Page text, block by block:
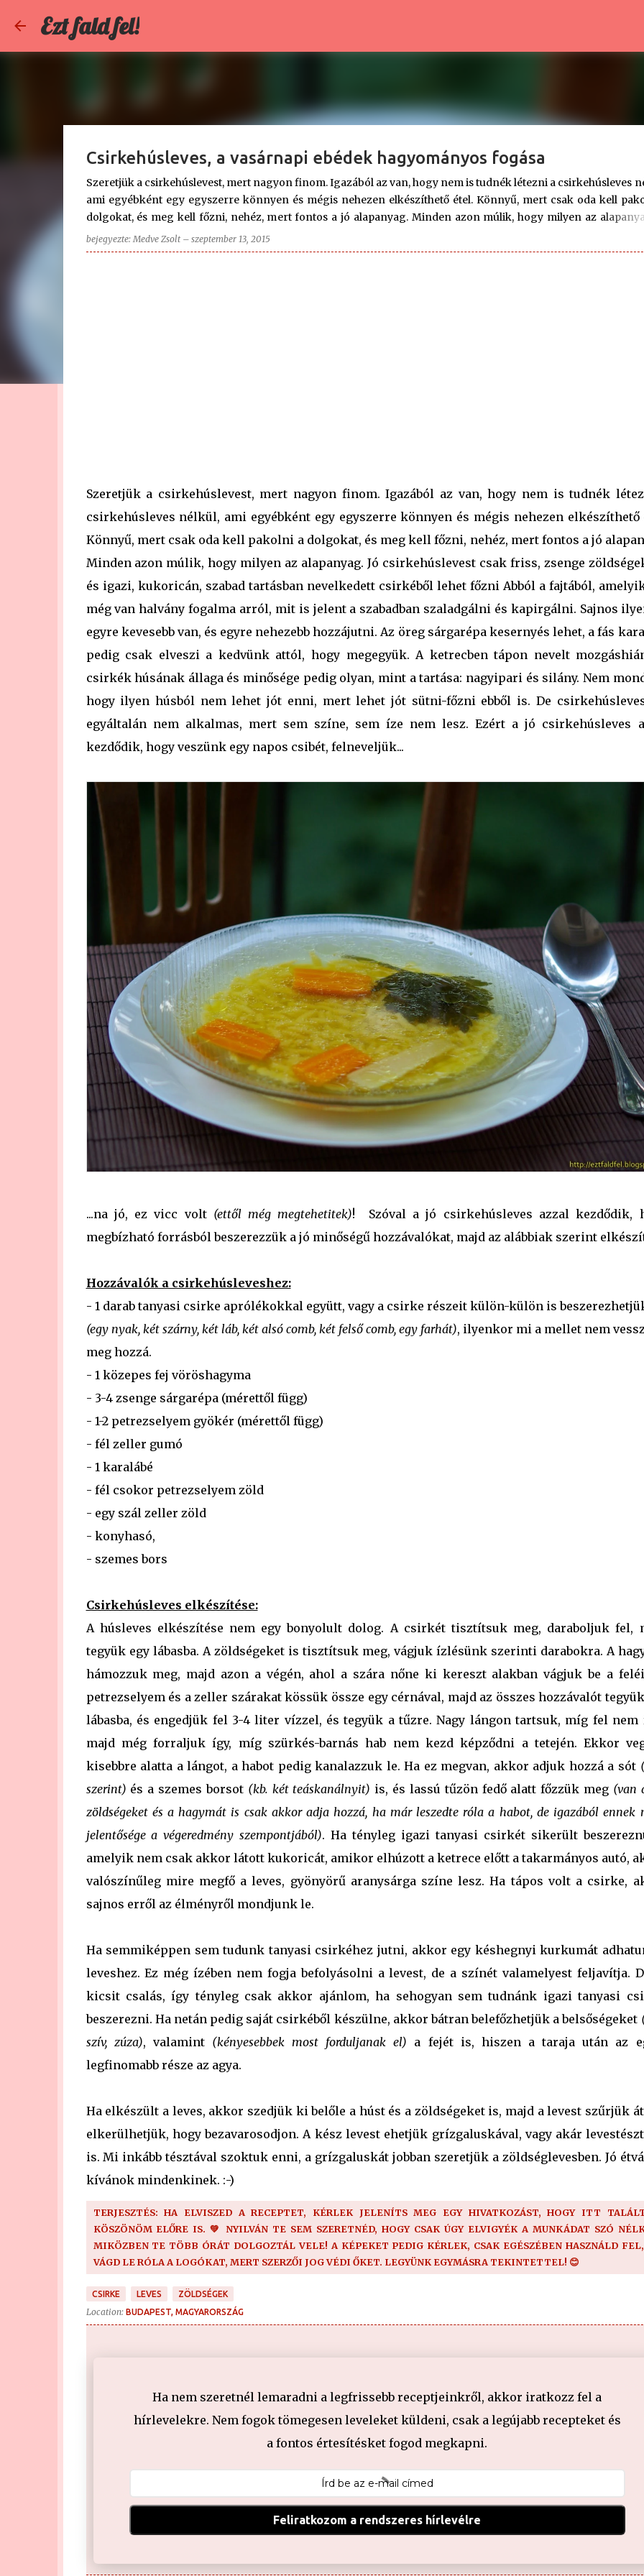
Ezt fald fel!
Csirkehúsleves, a vasárnapi ebédek hagyományos fogása
Szeretjük a csirkehúslevest, mert nagyon finom. Igazából az van, hogy nem is tudnék létezni a csirkehúsleves
ami egyébként egy egyszerre könnyen és mégis nehezen elkészíthető étel. Könnyű, mert csak oda kell
dolgokat, és meg kell főzni, nehéz, mert fontos a jó alapanyag. Minden azon múlik, hogy milyen az
csirkehúslevest csak friss, zsenge zöldségekből, és igazi, kukoricán, szabad tartásban nevelkedett csirkéből
főzni Abból a fajtából, amelyiknek még van halvány fogalma arról, mit is jelent a szabadban
bejegyezte:Medve Zsolt – szeptember 13, 2015
Szeretjük a csirkehúslevest, mert nagyon finom. Igazából az van, hogy nem is tudnék
csirkehúsleves nélkül, ami egyébként egy egyszerre könnyen és mégis nehezen elkészíthető
Könnyű, mert csak oda kell pakolni a dolgokat, és meg kell főzni, nehéz, mert fontos a jó
Minden azon múlik, hogy milyen az alapanyag. Jó csirkehúslevest csak friss, zsenge
és igazi, kukoricán, szabad tartásban nevelkedett csirkéből lehet főzni Abból a fajtából,
még van halvány fogalma arról, mit is jelent a szabadban szaladgálni és kapirgálni. Sajnos
egyre kevesebb van, és egyre nehezebb hozzájutni. Az öreg sárgarépa kesernyés lehet, a fás
pedig csak elveszi a kedvünk attól, hogy megegyük. A ketrecben tápon nevelt
csirkék húsának állaga és minősége pedig olyan, mint a tartása: nagyipari és silány. Nem
hogy ilyen húsból nem lehet jót enni, mert lehet jót sütni-főzni ebből is. De
egyáltalán nem alkalmas, mert sem színe, sem íze nem lesz. Ezért a jó csirkehúsleves
kezdődik, hogy veszünk egy napos csibét, felneveljük...
...na jó, ez vicc volt (ettől még megtehetitek)! Szóval a jó csirkehúsleves azzal kezdődik,
megbízható forrásból beszerezzük a jó minőségű hozzávalókat, majd az alábbiak szerint
Hozzávalók a csirkehúsleveshez:
- 1 darab tanyasi csirke aprólékokkal együtt, vagy a csirke részeit külön-külön is
(egy nyak, két szárny, két láb, két alsó comb, két felső comb, egy farhát), ilyenkor mi a mellet nem
meg hozzá.
- 1 közepes fej vöröshagyma
- 3-4 zsenge sárgarépa (mérettől függ)
- 1-2 petrezselyem gyökér (mérettől függ)
- fél zeller gumó
- 1 karalábé
- fél csokor petrezselyem zöld
- egy szál zeller zöld
- konyhasó,
- szemes bors
Csirkehúsleves elkészítése:
A húsleves elkészítése nem egy bonyolult dolog. A csirkét tisztítsuk meg, daraboljuk fel,
tegyük egy lábasba. A zöldségeket is tisztítsuk meg, vágjuk ízlésünk szerinti darabokra. A
hámozzuk meg, majd azon a végén, ahol a szára nőne ki kereszt alakban vágjuk be a
petrezselyem és a zeller szárakat kössük össze egy cérnával, majd az összes hozzávalót
lábasba, és engedjük fel 3-4 liter vízzel, és tegyük a tűzre. Nagy lángon tartsuk, míg fel nem
majd még forraljuk így, míg szürkés-barnás hab nem kezd képződni a tetején. Ekkor
kisebbre alatta a lángot, a habot pedig kanalazzuk le. Ha ez megvan, akkor adjuk hozzá a sót
szerint) és a szemes borsot (kb. két teáskanálnyit) is, és lassú tűzön fedő alatt főzzük meg (van
zöldségeket és a hagymát is csak akkor adja hozzá, ha már leszedte róla a habot, de igazából ennek
jelentősége a végeredmény szempontjából). Ha tényleg igazi tanyasi csirkét sikerült
amelyik nem csak akkor látott kukoricát, amikor elhúzott a ketrece előtt a takarmányos autó,
valószínűleg mire megfő a leves, gyönyörű aranysárga színe lesz. Ha tápos volt a csirke,
sajnos erről az élményről mondjunk le.
Ha semmiképpen sem tudunk tanyasi csirkéhez jutni, akkor egy késhegnyi kurkumát
leveshez. Ez még ízében nem fogja befolyásolni a levest, de a színét valamelyest feljavítja.
kicsit csalás, így tényleg csak akkor ajánlom, ha sehogyan sem tudnánk igazi tanyasi
beszerezni. Ha netán pedig saját csirkéből készülne, akkor bátran belefőzhetjük a belsőségeket
szív, zúza), valamint (kényesebbek most forduljanak el) a fejét is, hiszen a taraja után az
legfinomabb része az agya.
Ha elkészült a leves, akkor szedjük ki belőle a húst és a zöldségeket is, majd a levest szűrjük
elkerülhetjük, hogy bezavarosodjon. A kész levest ehetjük grízgaluskával, vagy akár
is. Mi inkább tésztával szoktuk enni, a grízgaluskát jobban szeretjük a zöldséglevesben. Jó
kívánok mindenkinek. :-)
TERJESZTÉS: HA ELVISZED A RECEPTET, KÉRLEK JELENÍTS MEG EGY HIVATKOZÁST, HOGY ITT
KÖSZÖNÖM ELŐRE IS. 💚 NYILVÁN TE SEM SZERETNÉD, HOGY CSAK ÚGY ELVIGYÉK A MUNKÁDAT SZÓ
MIKÖZBEN TE TÖBB ÓRÁT DOLGOZTÁL VELE! A KÉPEKET PEDIG KÉRLEK, CSAK EGÉSZÉBEN HASZNÁLD
VÁGD LE RÓLA A LOGÓKAT, MERT SZERZŐI JOG VÉDI ŐKET. LEGYÜNK EGYMÁSRA TEKINTETTEL! 😊
CSIRKE LEVES ZÖLDSÉGEK
Location: BUDAPEST, MAGYARORSZÁG
Ha nem szeretnél lemaradni a legfrissebb receptjeinkről, akkor iratkozz fel a
hírlevelekre. Nem fogok tömegesen leveleket küldeni, csak a legújabb recepteket és
a fontos értesítésket fogod megkapni.
Feliratkozom a rendszeres hírlevélre